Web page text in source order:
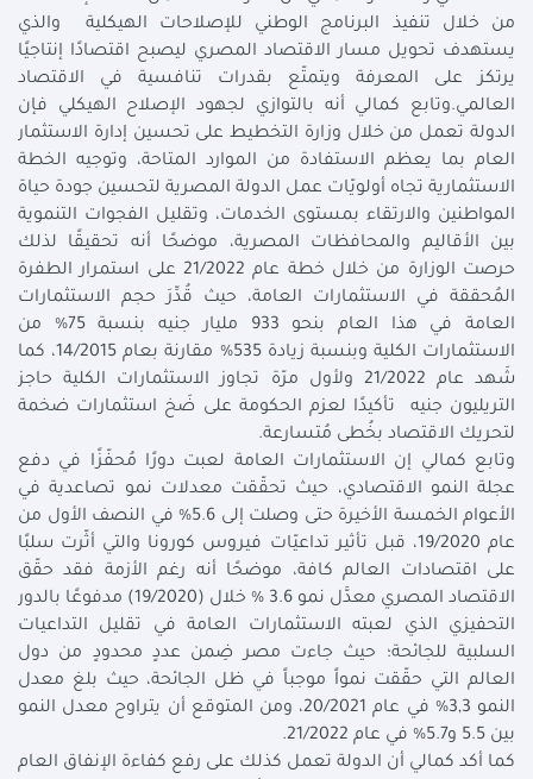
من خلال تنفيذ البرنامج الوطني للإصلاحات الهيكلية والذي
يستهدف تحويل مسار الاقتصاد المصري ليصبح اقتصادًا إنتاجيًا
يرتكز على المعرفة ويتمتّع بقدرات تنافسية في الاقتصاد
العالمي.وتابع كمالي أنه بالتوازي لجهود الإصلاح الهيكلي فإن
الدولة تعمل من خلال وزارة التخطيط على تحسين إدارة الاستثمار
العام بما يعظم الاستفادة من الموارد المتاحة، وتوجيه الخطة
الاستثمارية تجاه أولويّات عمل الدولة المصرية لتحسين جودة حياة
المواطنين والارتقاء بمستوى الخدمات، وتقليل الفجوات التنموية
بين الأقاليم والمحافظات المصرية، موضحًا أنه تحقيقًا لذلك
حرصت الوزارة من خلال خطة عام 21/2022 على استمرار الطفرة
المُحققة في الاستثمارات العامة، حيث قُدِّرَ حجم الاستثمارات
العامة في هذا العام بنحو 933 مليار جنيه بنسبة 75% من
الاستثمارات الكلية وبنسبة زيادة 535% مقارنة بعام 14/2015، كما
شَهد عام 21/2022 ولأول مرّة تجاوز الاستثمارات الكلية حاجز
التريليون جنيه تأكيدًا لعزم الحكومة على ضَخ استثمارات ضخمة
لتحريك الاقتصاد بخُطى مُتسارعة.
وتابع كمالي إن الاستثمارات العامة لعبت دورًا مُحفّزًا في دفع
عجلة النمو الاقتصادي، حيث تحقّقت معدلات نمو تصاعدية في
الأعوام الخمسة الأخيرة حتى وصلت إلى 5.6% في النصف الأول من
عام 19/2020، قبل تأثير تداعيّات فيروس كورونا والتي أثّرت سلبًا
على اقتصادات العالم كافة، موضحًا أنه رغم الأزمة فقد حقّق
الاقتصاد المصري معدَّل نمو 3.6 % خلال (19/2020) مدفوعًا بالدور
التحفيزي الذي لعبته الاستثمارات العامة في تقليل التداعيات
السلبية للجائحة؛ حيث جاءت مصر ضِمن عددٍ محدودٍ من دول
العالم التي حقّقت نمواً موجباً في ظل الجائحة، حيث بلغ معدل
النمو 3,3% في عام 20/2021، ومن المتوقع أن يتراوح معدل النمو
بين 5.5 و5.7% في عام 21/2022.
كما أكد كمالي أن الدولة تعمل كذلك على رفع كفاءة الإنفاق العام